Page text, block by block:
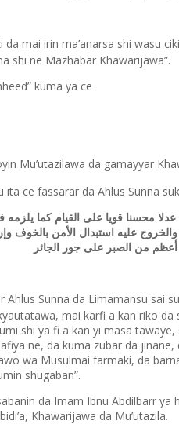
da mai irin ma’anarsa shi wasu
shi ne Mazhabar Khawarijawa”.
kuma ya ce
Mu’utazilawa da gamayyar
ita ce fassarar da Ahlus Sunna
عدلا محسنا قويا على القيام كما يلزمه
عليه استبدال الأمن بالخوف
أعظم من الصبر على جور الجائر
Ahlus Sunna da Limamansu sai
mai karfi a kan riko da
shi ya fi a kan yi masa
ne, da kuma zubar da
wa Musulmai farmaki, da
shugaban”.
da Imam Ibnu Abdilbarr
Khawarijawa da Mu’utazila.